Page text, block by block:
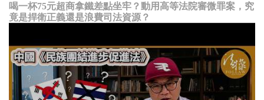
喝一杯75元超商拿鐵差點坐牢？動用高等法院審微罪案，究
竟是捍衛正義還是浪費司法資源？